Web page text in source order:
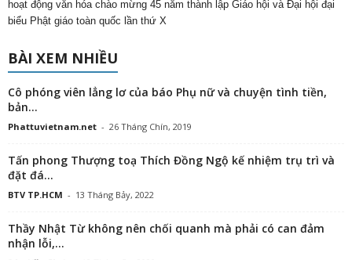
hoạt động văn hóa chào mừng 45 năm thành lập Giáo hội và Đại hội đại
biểu Phật giáo toàn quốc lần thứ X
BÀI XEM NHIỀU
Cô phóng viên lẳng lơ của báo Phụ nữ và chuyện tình tiền,
bản...
Phattuvietnam.net - 26 Tháng Chín, 2019
Tấn phong Thượng toạ Thích Đồng Ngộ kế nhiệm trụ trì và
đặt đá...
BTV TP.HCM - 13 Tháng Bảy, 2022
Thầy Nhật Từ không nên chối quanh mà phải có can đảm
nhận lỗi,...